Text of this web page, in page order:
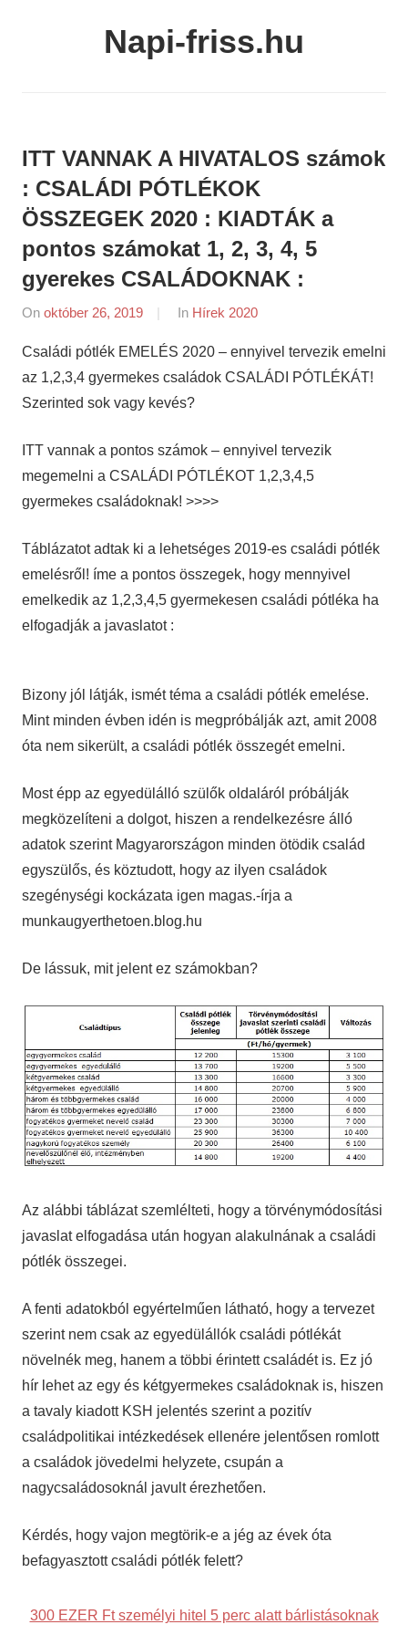
Napi-friss.hu
ITT VANNAK A HIVATALOS számok
: CSALÁDI PÓTLÉKOK
ÖSSZEGEK 2020 : KIADTÁK a
pontos számokat 1, 2, 3, 4, 5
gyerekes CSALÁDOKNAK :
On október 26, 2019
By
In Hírek 2020
Családi pótlék EMELÉS 2020 – ennyivel tervezik emelni
az 1,2,3,4 gyermekes családok CSALÁDI PÓTLÉKÁT!
Szerinted sok vagy kevés?
ITT vannak a pontos számok – ennyivel tervezik
megemelni a CSALÁDI PÓTLÉKOT 1,2,3,4,5
gyermekes családoknak! >>>>
Táblázatot adtak ki a lehetséges 2019-es családi pótlék
emelésről! íme a pontos összegek, hogy mennyivel
emelkedik az 1,2,3,4,5 gyermekesen családi pótléka ha
elfogadják a javaslatot :
Bizony jól látják, ismét téma a családi pótlék emelése.
Mint minden évben idén is megpróbálják azt, amit 2008
óta nem sikerült, a családi pótlék összegét emelni.
Most épp az egyedülálló szülők oldaláról próbálják
megközelíteni a dolgot, hiszen a rendelkezésre álló
adatok szerint Magyarországon minden ötödik család
egyszülős, és köztudott, hogy az ilyen családok
szegénységi kockázata igen magas.-írja a
munkaugyerthetoen.blog.hu
De lássuk, mit jelent ez számokban?
Az alábbi táblázat szemlélteti, hogy a törvénymódosítási
javaslat elfogadása után hogyan alakulnának a családi
pótlék összegei.
A fenti adatokból egyértelműen látható, hogy a tervezet
szerint nem csak az egyedülállók családi pótlékát
növelnék meg, hanem a többi érintett családét is. Ez jó
hír lehet az egy és kétgyermekes családoknak is, hiszen
a tavaly kiadott KSH jelentés szerint a pozitív
családpolitikai intézkedések ellenére jelentősen romlott
a családok jövedelmi helyzete, csupán a
nagycsaládosoknál javult érezhetően.
Kérdés, hogy vajon megtörik-e a jég az évek óta
befagyasztott családi pótlék felett?
300 EZER Ft személyi hitel 5 perc alatt bárlistásoknak